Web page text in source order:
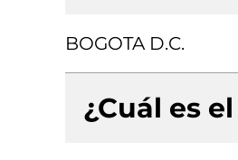
BOGOTA D.C.
¿Cuál es